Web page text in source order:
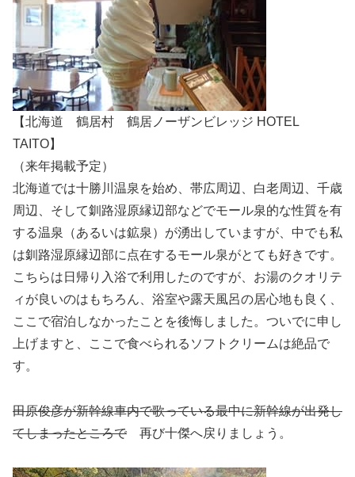
【北海道 鶴居村 鶴居ノーザンビレッジ HOTEL
TAITO】
（来年掲載予定）
北海道では十勝川温泉を始め、帯広周辺、白老周辺、千歳
周辺、そして釧路湿原縁辺部などでモール泉的な性質を有
する温泉（あるいは鉱泉）が湧出していますが、中でも私
は釧路湿原縁辺部に点在するモール泉がとても好きです。
こちらは日帰り入浴で利用したのですが、お湯のクオリテ
ィが良いのはもちろん、浴室や露天風呂の居心地も良く、
ここで宿泊しなかったことを後悔しました。ついでに申し
上げますと、ここで食べられるソフトクリームは絶品で
す。
田原俊彦が新幹線車内で歌っている最中に新幹線が出発し
てしまったところで 再び十傑へ戻りましょう。